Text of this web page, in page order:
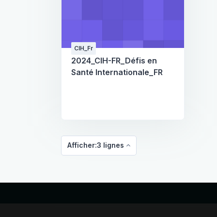
CIH_Fr
2024_CIH-FR_Défis en
Santé Internationale_FR
Afficher:3 lignes